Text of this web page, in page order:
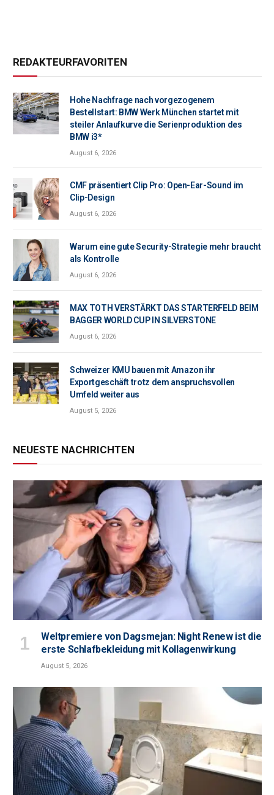
REDAKTEURFAVORITEN
Hohe Nachfrage nach vorgezogenem
Bestellstart: BMW Werk München startet mit
steiler Anlaufkurve die Serienproduktion des
BMW i3*
August 6, 2026
CMF präsentiert Clip Pro: Open-Ear-Sound im
Clip-Design
August 6, 2026
Warum eine gute Security-Strategie mehr braucht
als Kontrolle
August 6, 2026
MAX TOTH VERSTÄRKT DAS STARTERFELD BEIM
BAGGER WORLD CUP IN SILVERSTONE
August 6, 2026
Schweizer KMU bauen mit Amazon ihr
Exportgeschäft trotz dem anspruchsvollen
Umfeld weiter aus
August 5, 2026
NEUESTE NACHRICHTEN
Weltpremiere von Dagsmejan: Night Renew ist die
erste Schlafbekleidung mit Kollagenwirkung
August 5, 2026